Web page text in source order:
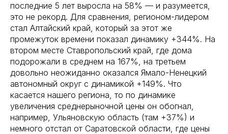
последние 5 лет выросла на 58% — и разумеется,
это не рекорд. Для сравнения, регионом-лидером
стал Алтайский край, который за этот же
промежуток времени показал динамику +344%. На
втором месте Ставропольский край, где дома
подорожали в среднем на 167%, на третьем
довольно неожиданно оказался Ямало-Ненецкий
автономный округ с динамикой +149%. Что
касается нашего региона, то по динамике
увеличения среднерыночной цены он обогнал,
например, Ульяновскую область (там +37%) и
немного отстал от Саратовской области, где цены